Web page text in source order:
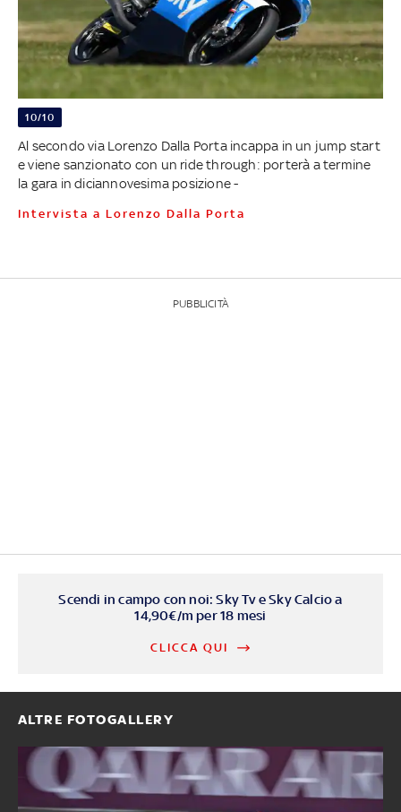
10/10
Al secondo via Lorenzo Dalla Porta incappa in un jump start
e viene sanzionato con un ride through: porterà a termine
la gara in diciannovesima posizione -
Intervista a Lorenzo Dalla Porta
PUBBLICITÀ
Scendi in campo con noi: Sky Tv e Sky Calcio a
14,90€/m per 18 mesi
CLICCA QUI
ALTRE FOTOGALLERY